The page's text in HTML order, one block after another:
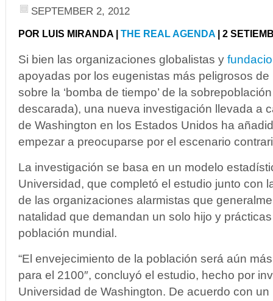
SEPTEMBER 2, 2012
POR LUIS MIRANDA | THE REAL AGENDA | 2
Si bien las organizaciones globalistas y
apoyadas por los eugenistas más peligrosos
sobre la ‘bomba de tiempo’ de la
descarada), una nueva investigación llevada a
de Washington en los Estados Unidos ha
empezar a preocuparse por el escenario
La investigación se basa en un modelo
Universidad, que completó el estudio junto con
de las organizaciones alarmistas que
natalidad que demandan un solo hijo y
población mundial.
“El envejecimiento de la población será aún
para el 2100″, concluyó el estudio, hecho por
Universidad de Washington. De acuerdo con